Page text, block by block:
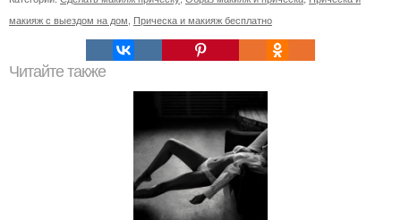
макияж с выездом на дом Прическа и макияж бесплатно
Читайте также